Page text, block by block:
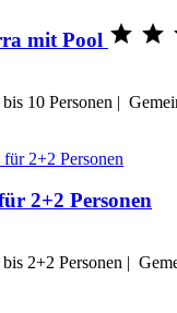
mit Pool  
10 Personen |
2+2 Personen
2+2 Personen |